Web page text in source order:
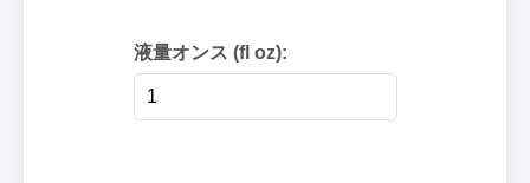
液量オンス (fl oz):